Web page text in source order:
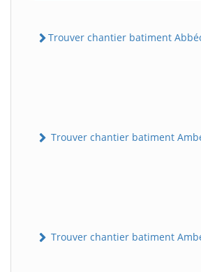
Trouver chantier batiment
Trouver chantier batiment
Trouver chantier batiment